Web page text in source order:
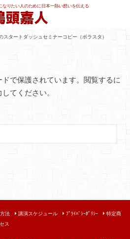
なりたい人のために日本一熱い想いを伝える
スタートダッシュセミナーコピー（ボラスタ）
で保護されています。閲覧するに
てください。
法 講演スケジュール ﾌﾟﾗｲﾊﾞｼｰﾎﾟﾘｼｰ
特定商
ス